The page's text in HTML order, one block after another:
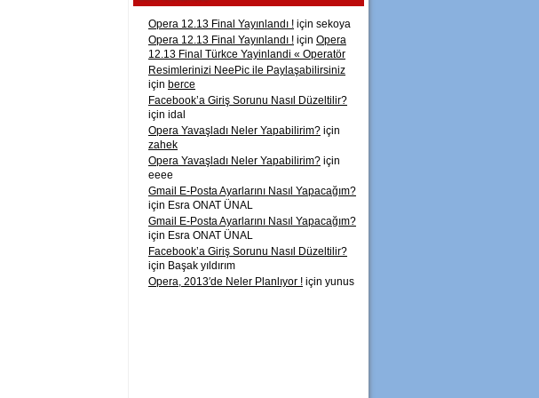
Opera 12.13 Final Yayınlandı ! için sekoya
Opera 12.13 Final Yayınlandı ! için Opera
12.13 Final Türkce Yayinlandi « Operatör
Resimlerinizi NeePic ile Paylaşabilirsiniz
için berce
Facebook’a Giriş Sorunu Nasıl Düzeltilir?
için idal
Opera Yavaşladı Neler Yapabilirim? için
zahek
Opera Yavaşladı Neler Yapabilirim? için
eeee
Gmail E-Posta Ayarlarını Nasıl Yapacağım?
için Esra ONAT ÜNAL
Gmail E-Posta Ayarlarını Nasıl Yapacağım?
için Esra ONAT ÜNAL
Facebook’a Giriş Sorunu Nasıl Düzeltilir?
için Başak yıldırım
Opera, 2013′de Neler Planlıyor ! için yunus